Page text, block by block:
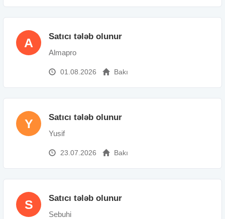
A Satıcı tələb olunur
Almapro
01.08.2026 Bakı
Y Satıcı tələb olunur
Yusif
23.07.2026 Bakı
S Satıcı tələb olunur
Sebuhi